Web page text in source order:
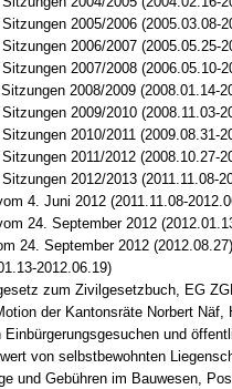
2005/2006 (2005.03.08-
2006/2007 (2005.05.25-
2007/2008 (2006.05.10-
2008/2009 (2008.01.14-
2009/2010 (2008.11.03-
2010/2011 (2009.08.31-
2011/2012 (2008.10.27-
2012/2013 (2011.11.08-
4. Juni 2012 (2011.11.08-
24. September 2012
24. September 2012 (2012.08.27)
2012.06.19)
zum Zivilgesetzbuch, EG
der Kantonsräte Norbert
und
von selbstbewohnten
und Gebühren im Bauwesen,